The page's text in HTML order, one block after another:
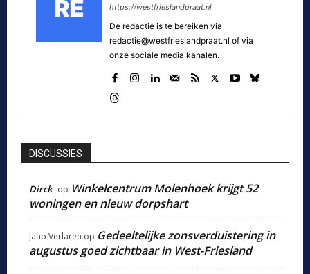
https://westfrieslandpraat.nl
De redactie is te bereiken via
redactie@westfrieslandpraat.nl of via
onze sociale media kanalen.
DISCUSSIES
Dirck op Winkelcentrum Molenhoek krijgt 52
woningen en nieuw dorpshart
Jaap Verlaren op Gedeeltelijke zonsverduistering in
augustus goed zichtbaar in West-Friesland